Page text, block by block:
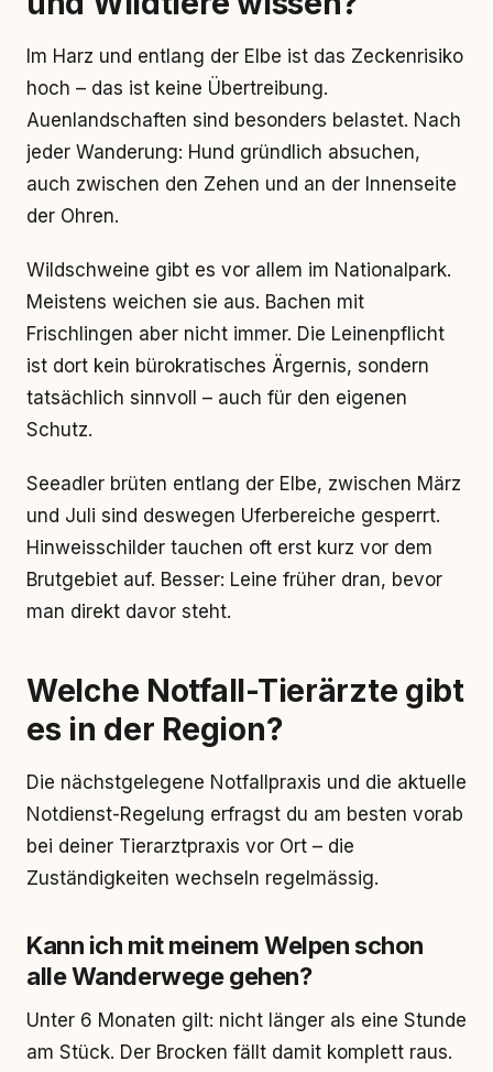
Im Harz und entlang der Elbe ist das Zeckenrisiko
hoch – das ist keine Übertreibung.
Auenlandschaften sind besonders belastet. Nach
jeder Wanderung: Hund gründlich absuchen,
auch zwischen den Zehen und an der Innenseite
der Ohren.
Wildschweine gibt es vor allem im Nationalpark.
Meistens weichen sie aus. Bachen mit
Frischlingen aber nicht immer. Die Leinenpflicht
ist dort kein bürokratisches Ärgernis, sondern
tatsächlich sinnvoll – auch für den eigenen
Schutz.
Seeadler brüten entlang der Elbe, zwischen März
und Juli sind deswegen Uferbereiche gesperrt.
Hinweisschilder tauchen oft erst kurz vor dem
Brutgebiet auf. Besser: Leine früher dran, bevor
man direkt davor steht.
Welche Notfall-Tierärzte gibt
es in der Region?
Die nächstgelegene Notfallpraxis und die aktuelle
Notdienst-Regelung erfragst du am besten vorab
bei deiner Tierarztpraxis vor Ort – die
Zuständigkeiten wechseln regelmässig.
Kann ich mit meinem Welpen schon
alle Wanderwege gehen?
Unter 6 Monaten gilt: nicht länger als eine Stunde
am Stück. Der Brocken fällt damit komplett raus.